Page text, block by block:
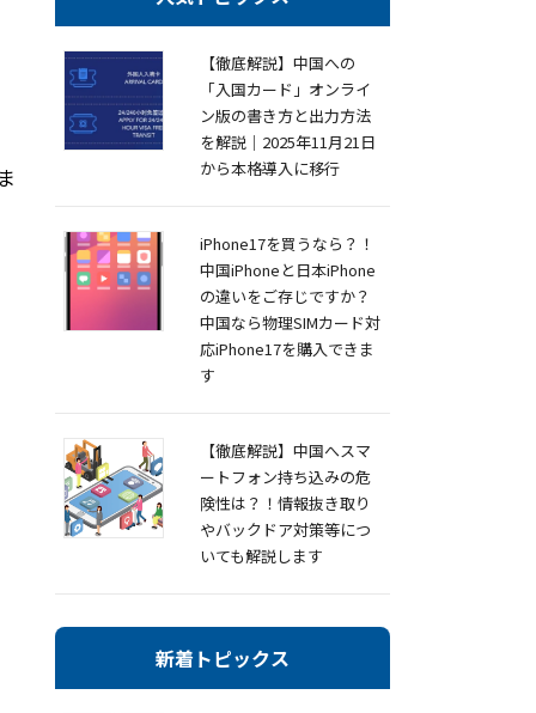
【徹底解説】中国への
「入国カード」オンライ
ン版の書き方と出力方法
を解説｜2025年11月21日
から本格導入に移行
iPhone17を買うなら？！
中国iPhoneと日本iPhone
の違いをご存じですか？
中国なら物理SIMカード対
応iPhone17を購入できま
す
【徹底解説】中国へスマ
ートフォン持ち込みの危
険性は？！情報抜き取り
やバックドア対策等につ
いても解説します
新着トピックス